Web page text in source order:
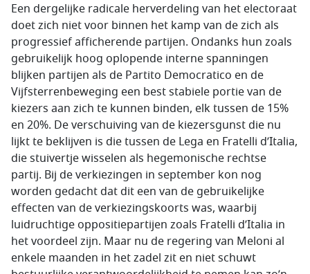
Een dergelijke radicale herverdeling van het electoraat
doet zich niet voor binnen het kamp van de zich als
progressief afficherende partijen. Ondanks hun zoals
gebruikelijk hoog oplopende interne spanningen
blijken partijen als de Partito Democratico en de
Vijfsterrenbeweging een best stabiele portie van de
kiezers aan zich te kunnen binden, elk tussen de 15%
en 20%. De verschuiving van de kiezersgunst die nu
lijkt te beklijven is die tussen de Lega en Fratelli d’Italia,
die stuivertje wisselen als hegemonische rechtse
partij. Bij de verkiezingen in september kon nog
worden gedacht dat dit een van de gebruikelijke
effecten van de verkiezingskoorts was, waarbij
luidruchtige oppositiepartijen zoals Fratelli d’Italia in
het voordeel zijn. Maar nu de regering van Meloni al
enkele maanden in het zadel zit en niet schuwt